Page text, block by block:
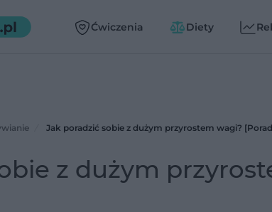
Ćwiczenia Diety
Jak poradzić sobie z dużym przyrostem wagi?
z dużym